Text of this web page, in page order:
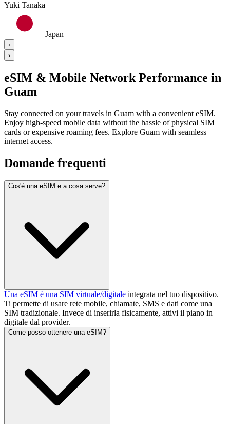
Yuki Tanaka
Japan
‹
›
eSIM & Mobile Network Performance in
Guam
Stay connected on your travels in Guam with a convenient eSIM.
Enjoy high-speed mobile data without the hassle of physical SIM
cards or expensive roaming fees. Explore Guam with seamless
internet access.
Domande frequenti
Cos'è una eSIM e a cosa serve?
Una eSIM è una SIM virtuale/digitale integrata nel tuo dispositivo.
Ti permette di usare rete mobile, chiamate, SMS e dati come una
SIM tradizionale. Invece di inserirla fisicamente, attivi il piano in
digitale dal provider.
Come posso ottenere una eSIM?